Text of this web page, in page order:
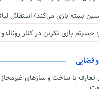
بسته بازی می‌کند/ استقلال
حسرتم بازی نکردن در کنار
قضایی
تعارف با ساخت‌ و سازهای